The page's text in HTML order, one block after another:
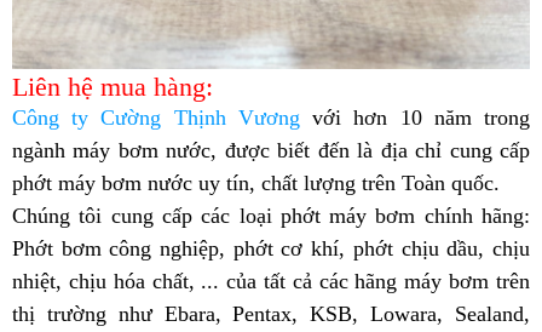
Liên hệ mua hàng:
Công ty Cường Thịnh Vương với hơn 10 năm trong
ngành máy bơm nước, được biết đến là địa chỉ cung cấp
phớt máy bơm nước uy tín, chất lượng trên Toàn quốc.
Chúng tôi cung cấp các loại phớt máy bơm chính hãng:
Phớt bơm công nghiệp, phớt cơ khí, phớt chịu dầu, chịu
nhiệt, chịu hóa chất, ... của tất cả các hãng máy bơm trên
thị trường như Ebara, Pentax, KSB, Lowara, Sealand,